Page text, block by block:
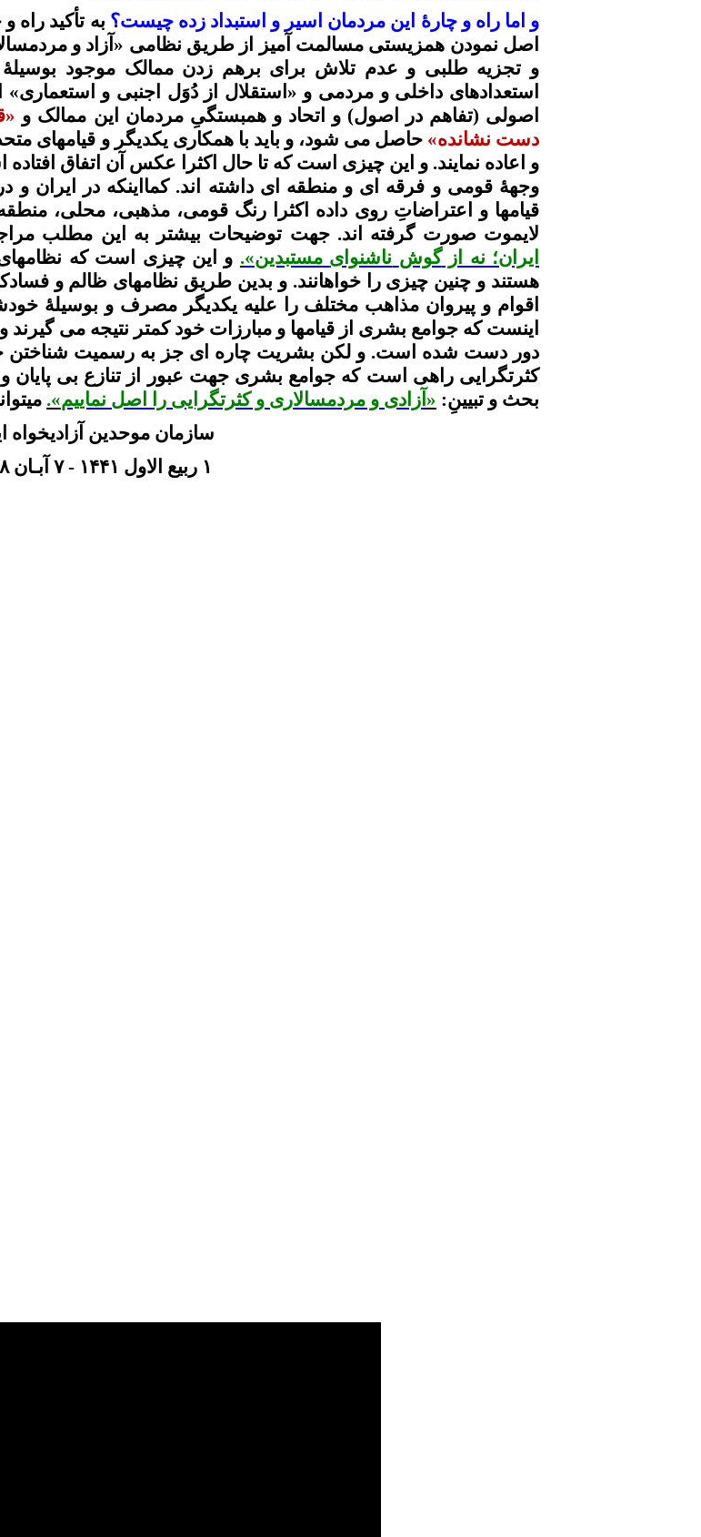
و اما راه وچارۀ این مردمان اسیر و استبداد زده چیست؟ به تأکید راه و
اصل نمودن همزیستی مسالمت آمیز از طریق نظامی «آزاد و
و تجزیه طلبی و عدم تلاش برای برهم زدن ممالک موجود بوسیلۀ
استعدادهای داخلی و مردمی و «استقلال ازدُوَل اجنبی و
اصولی (تفاهم در اصول) و اتحاد وهمبستگیِ مردمان این ممالک و
دست نشانده»حاصل می شود، و باید با همکاری یکدیگر و قیامهای
و اعاده نمایند. و این چیزی است که تا حال اکثرا عکس آن اتفاق
وجهۀ قومی و فرقه ای و منطقه ای داشته اند.کمااینکه در ایران و
قیامها و اعتراضاتِ روی داده اکثرا رنگ قومی، مذهبی، محلی، منطقه
لایموت صورت گرفته اند. جهت توضیحات بیشتر به این مطلب
ایران؛ نه ازگوش ناشنوای مستبدین»
. و این چیزی است که
هستند و چنین چیزی راخواهانند. و بدین طریق نظامهای ظالم و
اقوام و پیروان مذاهب مختلف را علیه یکدیگر مصرف و بوسیلۀ
اینست که جوامع بشری ازقیامها و مبارزات خود کمتر نتیجه می
دور دست شده است. و لکن بشریت چاره ای جز به رسمیت شناختن
کثرتگرایی راهی است که جوامع بشری جهت عبور از تنازع بی پایان
بحث و تبیینِ:
« آزادی و مردمسالاری وکثرتگرایی را اصل نماییم».
سازمانموحدین آزادیخواه
۱ ربیع الاول ۱۴۴۱ - ۷ آبـان ۱۳۹۸